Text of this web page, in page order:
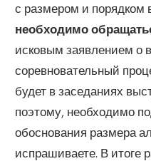
с размером и порядком
необходимо
исковым заявлением о
соревновательный
будет в заседаниях
поэтому, необходимо
обоснования размера
испрашиваете. В итоге